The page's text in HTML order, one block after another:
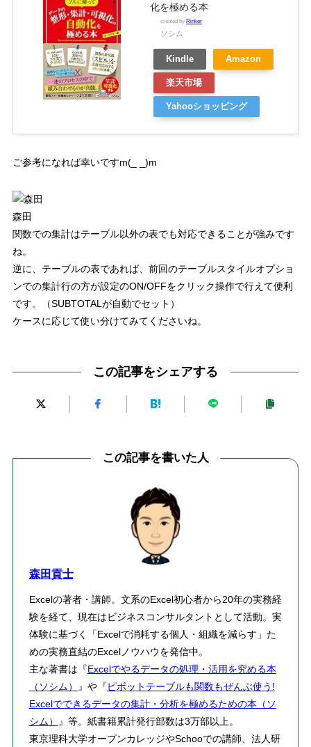
化を極める本
created by Rinker
ソシム
Kindle Amazon
楽天市場
Yahooショッピング
ご参考になれば幸いですm(_ _)m
森田
関数での集計はテーブル以外の表でも対応できることが強みです
ね。
逆に、テーブルの表であれば、前回のテーブルスタイルオプショ
ンでの集計行の方が設定のON/OFFをクリック操作で行えて便利
です。（SUBTOTAL が自動でセット）
ケースに応じて使い分けてみてくださいね。
この記事をシェアする
この記事を書いた人
森田貢士
Excelの著者・講師。文系のExcel初心者から20年の実務経
験を経て、現在はビジネスコンサルタントとして活動。実
体験に基づく「Excelで消耗する個人・組織を減らす」た
めの実務直結のExcelノウハウを発信中。
主な著書は『Excelでやるデータの処理・活用を究める本
（ソシム）
』や『ピボットテーブルも関数もぜんぶ使う!
Excelでできるデータの集計・分析を極めるための本（ソ
シム）
』等。紙書籍累計発行部数は3万部以上。
東京理科大学オープンカレッジやSchooでの講師、法人研